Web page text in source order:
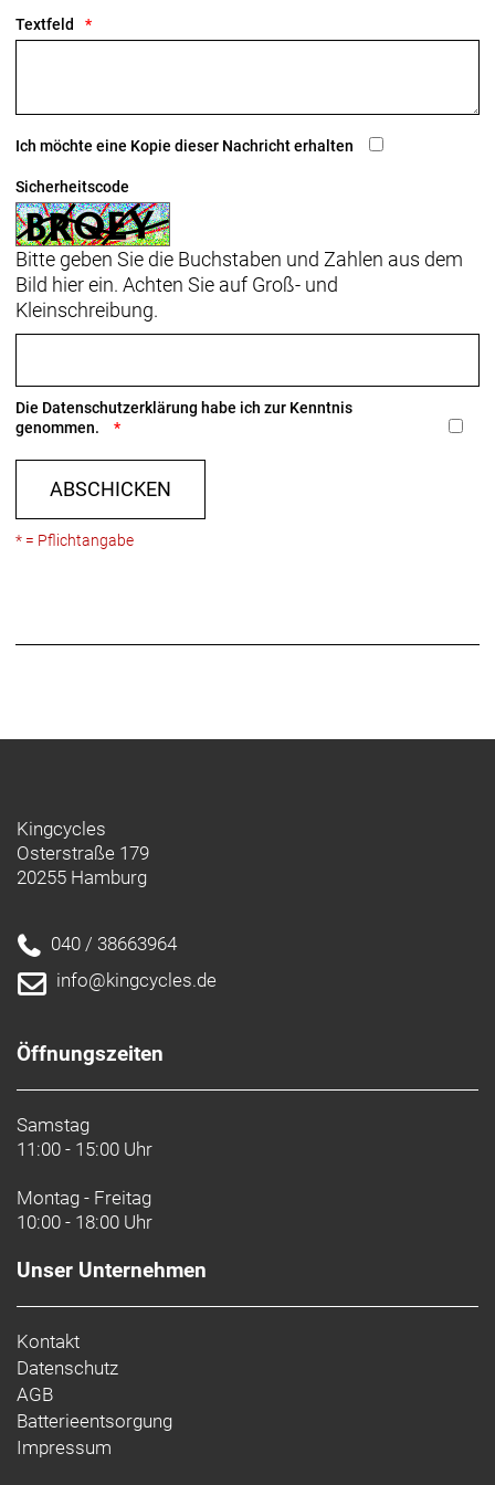
Sattelstütze: KVF Aero-Carbonsattelstütze, 20 mm
Räder: Bontrager Aeolus Pro 51, OCLV Carbon,
Tubeless Ready, 100 x 12 mm Steckachse
Bontrager Aeolus Pro 51, OCLV Carbon, Tubeless-
Ready, Shimano 11/12fach-Freilauf, 142 x 12 mm
Steckachse
Textfeld
Ich möchte eine Kopie dieser Nachricht erhalten
Sicherheitscode
Bitte geben Sie die Buchstaben und Zahlen aus dem
Bild hier ein. Achten Sie auf Groß- und
Kleinschreibung.
Die Datenschutzerklärung habe ich zur Kenntnis
genommen.
ABSCHICKEN
* = Pflichtangabe
Kingcycles
Osterstraße 179
20255 Hamburg
040 / 38663964
info@kingcycles.de
Öffnungszeiten
Samstag
11:00 - 15:00 Uhr
Montag - Freitag
10:00 - 18:00 Uhr
Unser Unternehmen
Kontakt
Datenschutz
AGB
Batterieentsorgung
Impressum